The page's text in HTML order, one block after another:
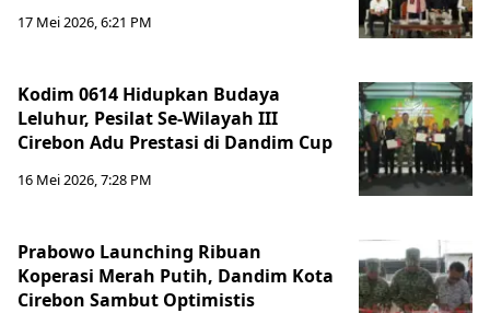
17 Mei 2026, 6:21 PM
Kodim 0614 Hidupkan Budaya
Leluhur, Pesilat Se-Wilayah III
Cirebon Adu Prestasi di Dandim Cup
16 Mei 2026, 7:28 PM
Prabowo Launching Ribuan
Koperasi Merah Putih, Dandim Kota
Cirebon Sambut Optimistis